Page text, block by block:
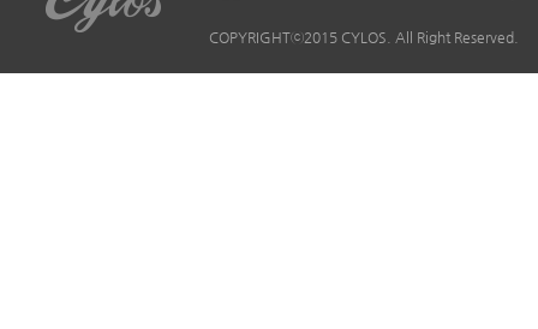
COPYRIGHTⓒ2015 CYLOS. All Right Reserved.